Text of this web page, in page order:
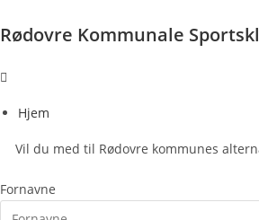
Rødovre Kommunale
Main
Hjem
Vil du med til Rødovre kommunes
Fornavne